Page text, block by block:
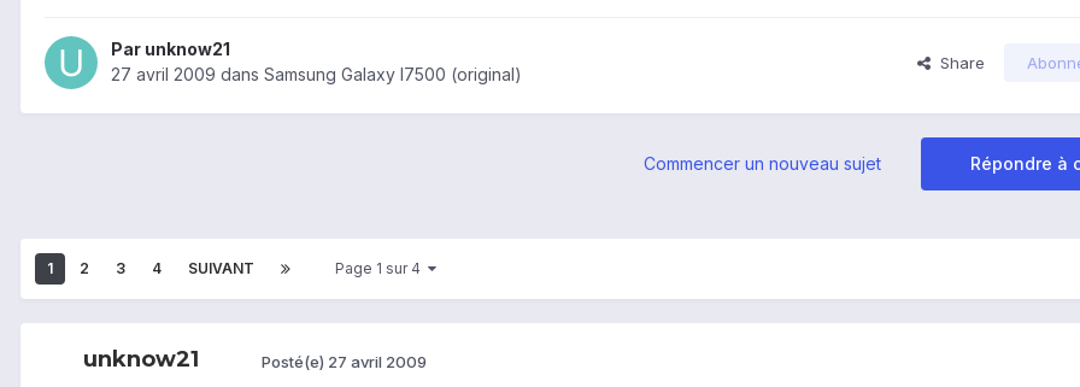
Par unknow21
27 avril 2009 dans Samsung Galaxy I7500 (original)
Share
Répondre à
Commencer un nouveau sujet
1 2 3 4 SUIVANT Page 1 sur 4
unknow21 Posté(e) 27 avril 2009